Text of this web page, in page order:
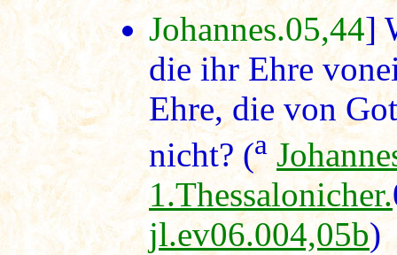
Johannes.05,44]
die ihr Ehre
Ehre, die von
nicht? (a
1.Thessalonicher.
jl.ev06.004,05b)